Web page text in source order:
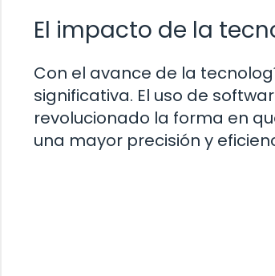
El impacto de la
Con el avance de la
significativa. El uso de
revolucionado la forma en
una mayor precisión y